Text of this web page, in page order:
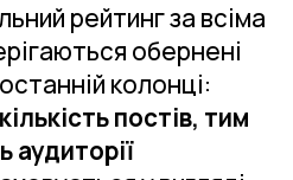
рейтинг за всіма
обернені
колонці:
постів, тим
аудиторії